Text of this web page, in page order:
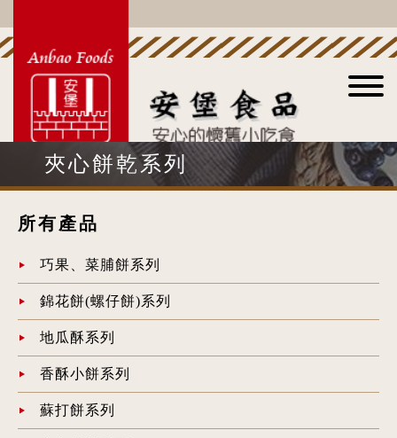
夾心餅乾系列
所有產品
巧果、菜脯餅系列
錦花餅(螺仔餅)系列
地瓜酥系列
香酥小餅系列
蘇打餅系列